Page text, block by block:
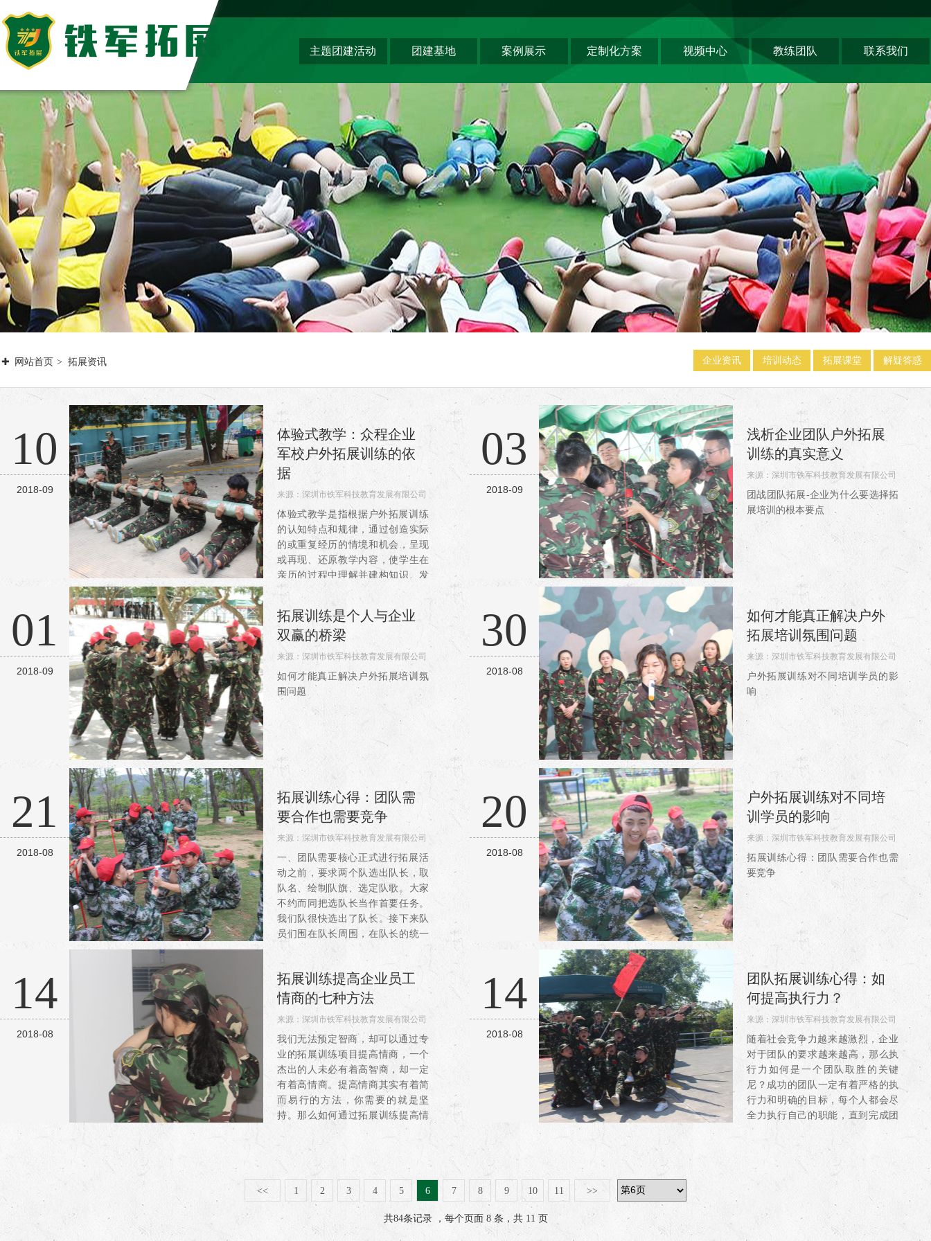
主题团建活动
主题团建系列
匠人制作系列
音乐释压系列
数字团建系列
文化赋能系列
组织运动系列
团建基地
佛山基地
清远基地
河源基地
案例展示
生产制造企业
银行保险证券
服务顾问资询
教培政企机构
定制化方案 视频中心 教练团队 联系我们
网站首页 拓展资讯 企业资讯 培训动态 拓展课堂 解疑答惑
10
2018-09
体验式教学：众程企业
军校户外拓展训练的依
据
来源： 深圳市铁军科技教育发展有限公司
阅读：4740
体验式教学是指根据户外拓展训练
的认知特点和规律，通过创造实际
的或重复经历的情境和机会，呈现
或再现、还原教学内容，使学生在
亲历的过程中理解并建构知识、发
展能力、产生情感、生成意义的教
样几个特点：1、与“体验”密切...
03
2018-09
浅析企业团队户外拓展
训练的真实意义
来源： 深圳市铁军科技教育发展有限公司
阅读：4554
团战团队拓展-企业为什么要选择拓
展培训的根本要点
01
2018-09
拓展训练是个人与企业
双赢的桥梁
来源： 深圳市铁军科技教育发展有限公司
阅读：4188
如何才能真正解决户外拓展培训氛
围问题
30
2018-08
如何才能真正解决户外
拓展培训氛围问题
来源： 深圳市铁军科技教育发展有限公司
阅读：4421
户外拓展训练对不同培训学员的影
响
21
2018-08
拓展训练心得：团队需
要合作也需要竞争
来源： 深圳市铁军科技教育发展有限公司
阅读：3721
一、团队需要核心正式进行拓展活
动之前，要求两个队选出队长，取
队名、绘制队旗、选定队歌。大家
不约而同把选队长当作首要任务。
我们队很快选出了队长。接下来队
员们围在队长周围，在队长的统一
安排下，分工合作，有条不紊地出
色完成了后面的各项任务。有这
样...
20
2018-08
户外拓展训练对不同培
训学员的影响
来源： 深圳市铁军科技教育发展有限公司
阅读：3645
拓展训练心得：团队需要合作也需
要竞争
14
2018-08
拓展训练提高企业员工
情商的七种方法
来源： 深圳市铁军科技教育发展有限公司
阅读：2818
我们无法预定智商，却可以通过专
业的拓展训练项目提高情商，一个
杰出的人未必有着高智商，却一定
有着高情商。提高情商其实有着简
而易行的方法，你需要的就是坚
持。那么如何通过拓展训练提高情
商呢？别急，下面就由优拓汇小编
慢慢告诉你吧。一、划定恰当的心
14
2018-08
团队拓展训练心得：如
何提高执行力？
来源： 深圳市铁军科技教育发展有限公司
阅读：3574
随着社会竞争力越来越激烈，企业
对于团队的要求越来越高，那么执
行力如何是一个团队取胜的关键
尼？成功的团队一定有着严格的执
行力和明确的目标，每个人都会尽
全力执行自己的职能，直到完成团
队的目标。拓展训练过程中，我们
将拓展训练的目标明确，进行分工
<< 1 2 3 4 5 6 7 8 9 10 11 >>
共84条记录 ，每个页面 8 条，共 11 页